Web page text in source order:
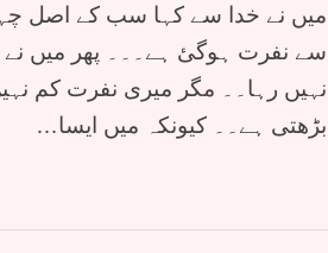
میں نے خدا سے کہا سب کے اصل
سے نفرت ہوگئ ہے۔۔۔ پھر میں نے
نہیں رہا۔۔ مگر میری نفرت کم
بڑھتی ہے۔۔ کیونکہ میں ایسا…